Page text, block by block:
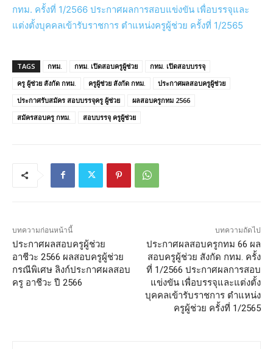
กทม. ครั้งที่ 1/2566 ประกาศผลการสอบแข่งขัน เพื่อบรรจุและ
แต่งตั้งบุคคลเข้ารับราชการ ตำแหน่งครูผู้ช่วย ครั้งที่ 1/2565
TAGS กทม. กทม. เปิดสอบครูผู้ช่วย
กทม. เปิดสอบบรรจุ
ครู ผู้ช่วย สังกัด กทม.
ครูผู้ช่วย สังกัด กทม.
ประกาศผลสอบครูผู้ช่วย
ประกาศรับสมัคร สอบบรรจุครู ผู้ช่วย
ผลสอบครูกทม 2566
สมัครสอบครู กทม.
สอบบรรจุ ครูผู้ช่วย
บทความก่อนหน้านี้
ประกาศผลสอบครูผู้ช่วย
อาชีวะ 2566 ผลสอบครูผู้ช่วย
กรณีพิเศษ ลิงก์ประกาศผลสอบ
ครู อาชีวะ ปี 2566
บทความถัดไป
ประกาศผลสอบครูกทม 66 ผล
สอบครูผู้ช่วย สังกัด กทม. ครั้ง
ที่ 1/2566 ประกาศผลการสอบ
แข่งขัน เพื่อบรรจุและแต่งตั้ง
บุคคลเข้ารับราชการ ตำแหน่ง
ครูผู้ช่วย ครั้งที่ 1/2565